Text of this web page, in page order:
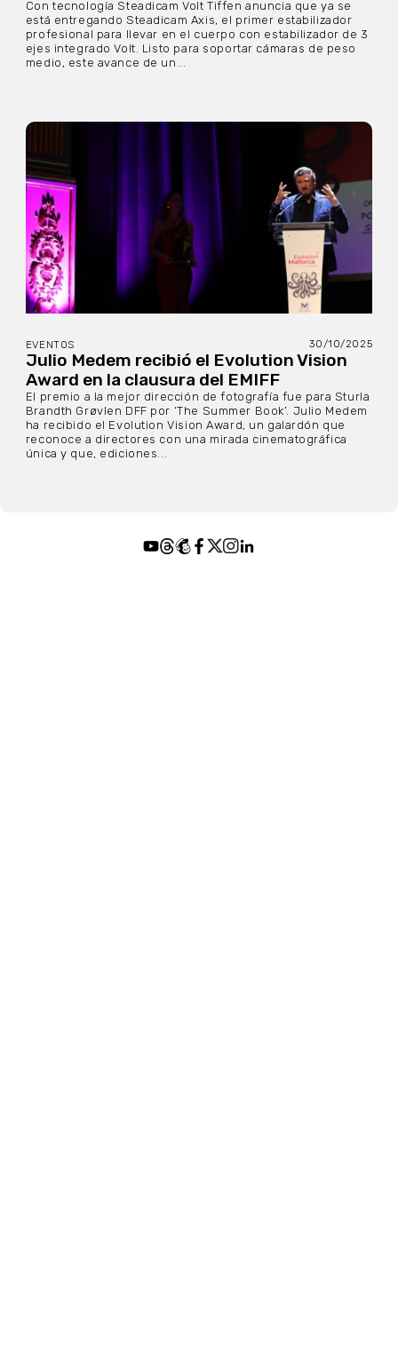
Con tecnología Steadicam Volt Tiffen anuncia que ya se
está entregando Steadicam Axis, el primer estabilizador
profesional para llevar en el cuerpo con estabilizador de 3
ejes integrado Volt. Listo para soportar cámaras de peso
medio, este avance de un...
EVENTOS 30/10/2025
Julio Medem recibió el Evolution Vision
Award en la clausura del EMIFF
El premio a la mejor dirección de fotografía fue para Sturla
Brandth Grøvlen DFF por ‘The Summer Book’. Julio Medem
ha recibido el Evolution Vision Award, un galardón que
reconoce a directores con una mirada cinematográfica
única y que, ediciones...